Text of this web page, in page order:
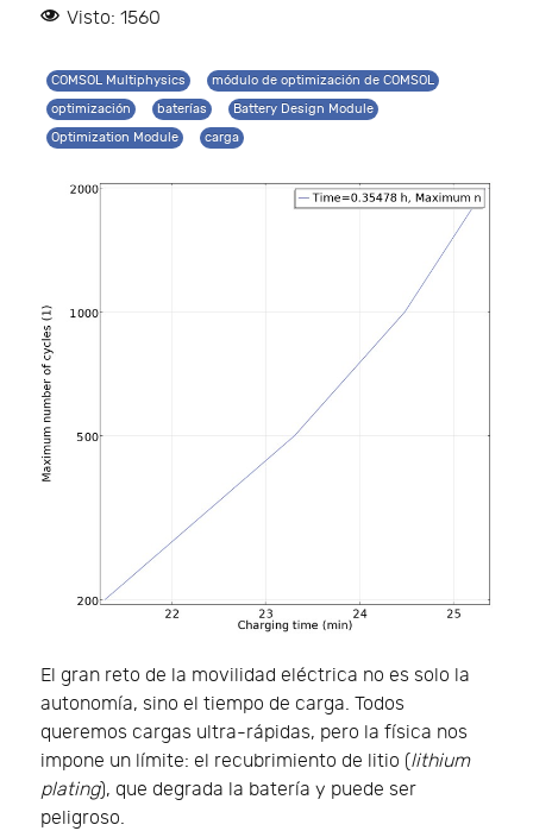
Visto: 1560
COMSOL Multiphysics
módulo de optimización de COMSOL
optimización
baterías
Battery Design Module
Optimization Module
carga
El gran reto de la movilidad eléctrica no es solo la
autonomía, sino el tiempo de carga. Todos
queremos cargas ultra-rápidas, pero la física nos
impone un límite: el recubrimiento de litio (lithium
plating), que degrada la batería y puede ser
peligroso.